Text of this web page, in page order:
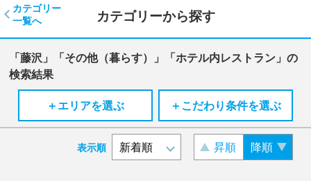
カテゴリーから探す
カテゴリー
一覧へ
「藤沢」「その他（暮らす）」「ホテル内レストラン」の
検索結果
＋エリアを選ぶ
＋こだわり条件を選ぶ
表示順 昇順 降順